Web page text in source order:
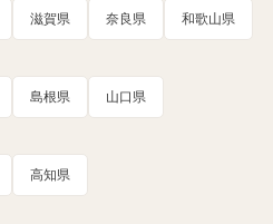
滋賀県 奈良県 和歌山県
島根県 山口県
高知県